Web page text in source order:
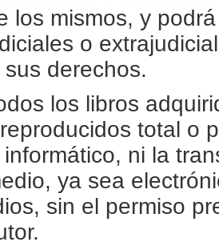
los mismos, y
o
derechos.
los libros
total o
ni la
ya sea
sin el permiso